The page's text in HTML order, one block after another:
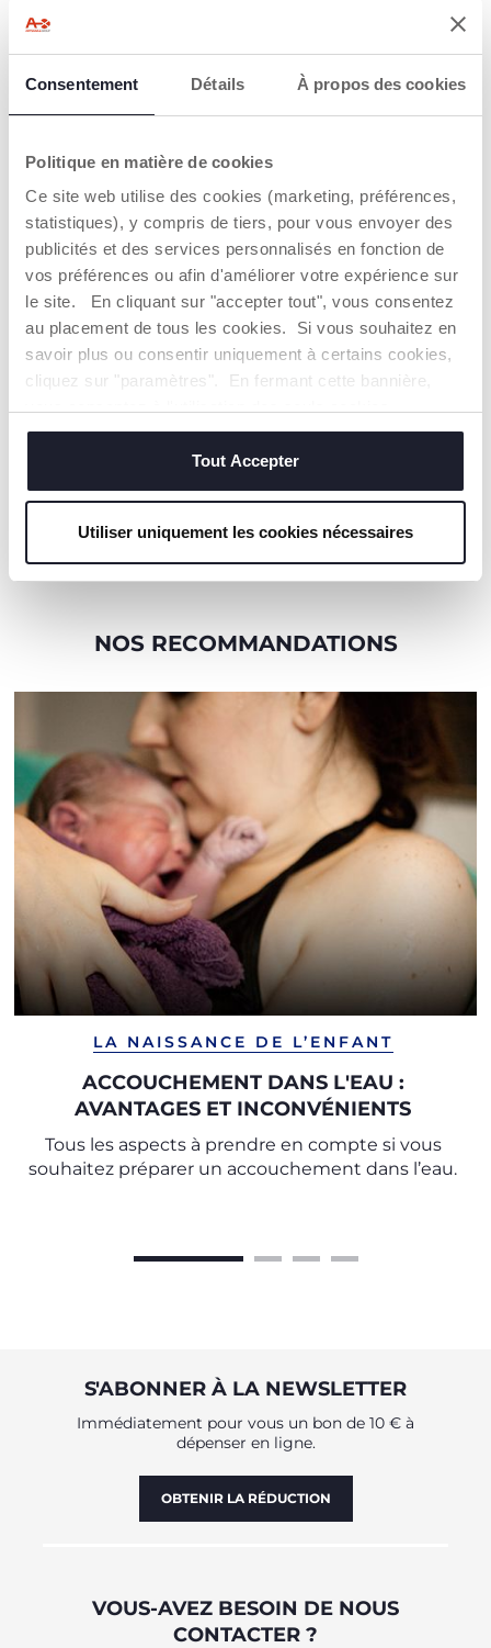
Consentement Détails À propos des cookies
Politique en matière de cookies
Ce site web utilise des cookies (marketing, préférences,
statistiques), y compris de tiers, pour vous envoyer des
publicités et des services personnalisés en fonction de
vos préférences ou afin d'améliorer votre expérience sur
le site. En cliquant sur "accepter tout", vous consentez
au placement de tous les cookies. Si vous souhaitez en
savoir plus ou consentir uniquement à certains cookies,
cliquez sur "paramètres". En fermant cette bannière,
techniques, qui sont essentiels au service demandé.
Tout Accepter
Utiliser uniquement les cookies nécessaires
AVERTISSEMENTS ET INSTRUCTIONS
CHICCO S'ENGAGE
Notre coton est… Durable !
Coton cultivé selon un programme dont l'objectif est de
mettre sur le marché des fils certifiés de coton cultivé
dans le respect des principes qui en font un coton
DURABLE sur un plan environnemental, économique et
Trouver un Revendeur
NOS RECOMMANDATIONS
LA NAISSANCE DE L’ENFANT
ACCOUCHEMENT DANS L'EAU :
AVANTAGES ET INCONVÉNIENTS
Tous les aspects à prendre en compte si vous
souhaitez préparer un accouchement dans l’eau.
S'ABONNER À LA NEWSLETTER
Immédiatement pour vous un bon de 10 € à
dépenser en ligne.
OBTENIR LA RÉDUCTION
VOUS-AVEZ BESOIN DE NOUS
CONTACTER ?